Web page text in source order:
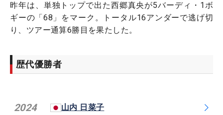
昨年は、単独トップで出た西郷真央が5バーディ・1ボ
ギーの「68」をマーク。トータル16アンダーで逃げ切
り、ツアー通算6勝目を果たした。
歴代優勝者
2024 山内 日菜子